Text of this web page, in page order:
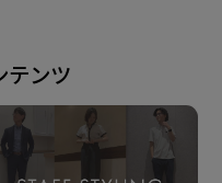
摩擦 等で、他の製品
。ご注意ください。
テンツ